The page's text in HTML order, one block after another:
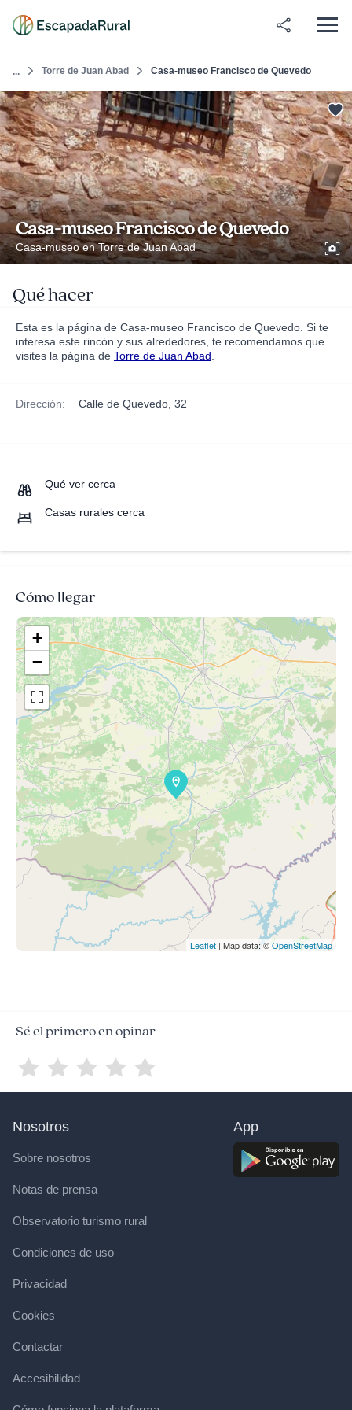
... Torre de Juan Abad Casa-museo Francisco de Quevedo
Casa-museo Francisco de Quevedo
Casa-museo en Torre de Juan Abad
Qué hacer
Esta es la página de Casa-museo Francisco de Quevedo. Si te
interesa este rincón y sus alrededores, te recomendamos que
visites la página de Torre de Juan Abad
Dirección: Calle de Quevedo, 32
Qué ver cerca
Casas rurales cerca
Cómo llegar
+
−
Leaflet | Map data: ©OpenStreetMap
Sé el primero en opinar
Nosotros
Sobre nosotros
Notas de prensa
Observatorio turismo rural
Condiciones de uso
Privacidad
Cookies
Contactar
Accesibilidad
App